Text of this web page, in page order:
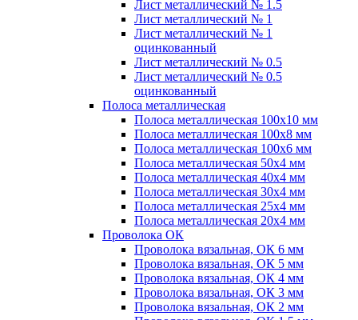
Лист металлический № 1.5
Лист металлический № 1
Лист металлический № 1
оцинкованный
Лист металлический № 0.5
Лист металлический № 0.5
оцинкованный
Полоса металлическая
Полоса металлическая 100х10 мм
Полоса металлическая 100х8 мм
Полоса металлическая 100х6 мм
Полоса металлическая 50х4 мм
Полоса металлическая 40х4 мм
Полоса металлическая 30х4 мм
Полоса металлическая 25х4 мм
Полоса металлическая 20х4 мм
Проволока ОК
Проволока вязальная, ОК 6 мм
Проволока вязальная, ОК 5 мм
Проволока вязальная, ОК 4 мм
Проволока вязальная, ОК 3 мм
Проволока вязальная, ОК 2 мм